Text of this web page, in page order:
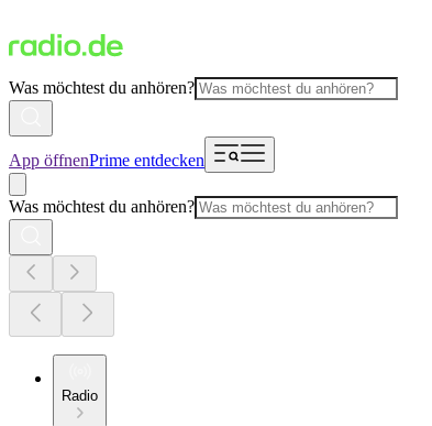
Was möchtest du anhören?
App öffnenPrime entdecken
Was möchtest du anhören?
Radio